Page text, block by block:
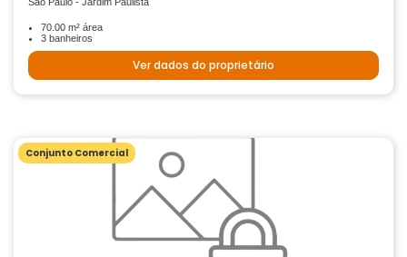
70.00 m² área
3 banheiros
Ver dados do proprietário
Conjunto Comercial